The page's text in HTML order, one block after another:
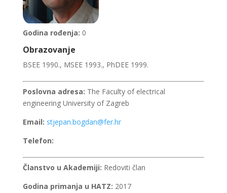
Godina rođenja: 0
Obrazovanje
BSEE 1990., MSEE 1993., PhDEE 1999.
Poslovna adresa: The Faculty of electrical
engineering University of Zagreb
Email: stjepan.bogdan@fer.hr
Telefon:
Članstvo u Akademiji: Redoviti član
Godina primanja u HATZ: 2017